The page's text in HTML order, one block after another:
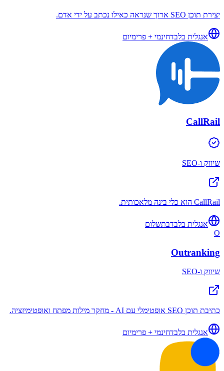
יצירת תוכן SEO ארוך שנראה כאילו נכתב על ידי אדם.
אנגלית בלבדחינמי + פרימיום
CallRail
שיווק ו-SEO
CallRail הוא כלי בינה מלאכותית.
אנגלית בלבדבתשלום
O
Outranking
שיווק ו-SEO
כתיבת תוכן SEO אופטימלי עם AI - מחקר מילות מפתח ואופטימיזציה.
אנגלית בלבדחינמי + פרימיום